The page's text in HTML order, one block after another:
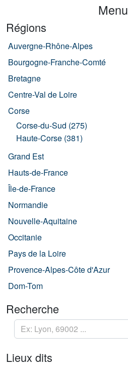
Menu
Régions
Auvergne-Rhône-Alpes
Bourgogne-Franche-Comté
Bretagne
Centre-Val de Loire
Corse
Corse-du-Sud (275)
Haute-Corse (381)
Grand Est
Hauts-de-France
Île-de-France
Normandie
Nouvelle-Aquitaine
Occitanie
Pays de la Loire
Provence-Alpes-Côte d'Azur
Dom-Tom
Recherche
Lieux dits